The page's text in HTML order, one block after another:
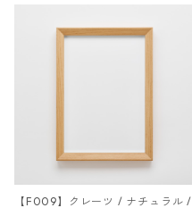
【F009】クレーツ / ナチュラル /